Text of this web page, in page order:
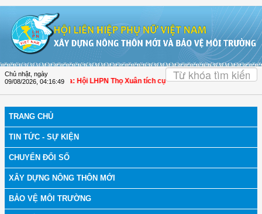
Chủ nhật, ngày
09/08/2026 04:16:50
| Thanh Hóa: Hội LHPN Thọ Xuân tích cực góp phần nâng cao tỷ lệ người
TRANG CHỦ
TIN TỨC - SỰ KIỆN
CHUYỂN ĐỔI SỐ
XÂY DỰNG NÔNG THÔN MỚI
BẢO VỆ MÔI TRƯỜNG
OK